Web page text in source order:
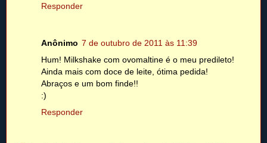
Responder
Anônimo 7 de outubro de 2011 às 11:39
Hum! Milkshake com ovomaltine é o meu predileto!
Ainda mais com doce de leite, ótima pedida!
Abraços e um bom finde!!
:)
Responder